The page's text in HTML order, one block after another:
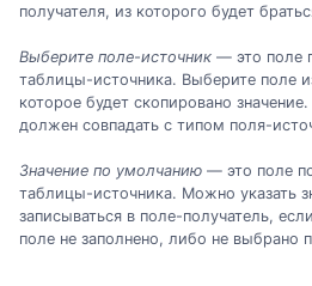
получателя, из которого будет
Выберите поле-источник — это поле
таблицы-источника. Выберите поле
которое будет скопировано
должен совпадать с типом поля-
Значение по умолчанию — это поле
таблицы-источника. Можно указать
записываться в поле-получатель,
поле не заполнено, либо не выбрано